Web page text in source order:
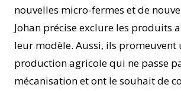
nouvelles micro-fermes et de
Johan précise exclure les produits
leur modèle. Aussi, ils promeuvent
production agricole qui ne passe
mécanisation et ont le souhait de